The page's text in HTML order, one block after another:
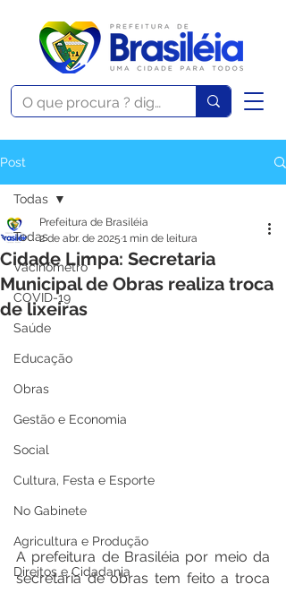
Post
Todas
Vacinômetro
COVID-19
Saúde
Educação
Obras
Gestão e Economia
Social
Cultura, Festa e Esporte
No Gabinete
Agricultura e Produção
Direitos e Cidadania
Todas
Cidade Limpa: Secretaria
Municipal de Obras realiza troca
de lixeiras
Prefeitura de Brasiléia
2 de abr. de 2025 1 min de leitura
A prefeitura de Brasiléia por meio da
secretaria de obras tem feito a troca